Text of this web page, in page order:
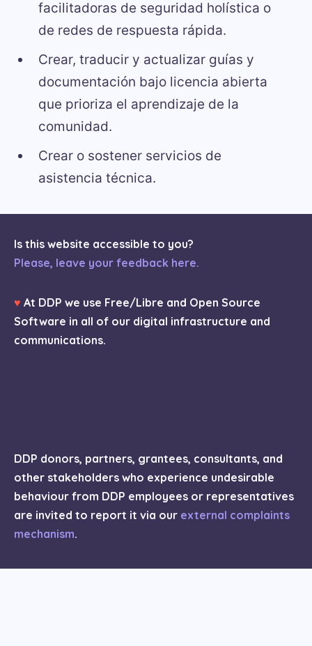
facilitadoras de seguridad holística o
de redes de respuesta rápida.
Crear, traducir y actualizar guías y
documentación bajo licencia abierta
que prioriza el aprendizaje de la
comunidad.
Crear o sostener servicios de
asistencia técnica.
Is this website accessible to you?
Please, leave your feedback here.
♥ At DDP we use Free/Libre and Open Source
Software in all of our digital infrastructure and
communications.
DDP donors, partners, grantees, consultants, and
other stakeholders who experience undesirable
behaviour from DDP employees or representatives
are invited to report it via our external complaints
mechanism.